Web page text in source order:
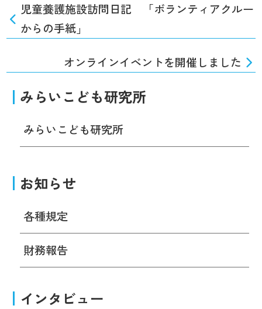
児童養護施設訪問日記 「ボランティアクルー
からの手紙」
オンラインイベントを開催しました
みらいこども研究所
みらいこども研究所
お知らせ
各種規定
財務報告
インタビュー